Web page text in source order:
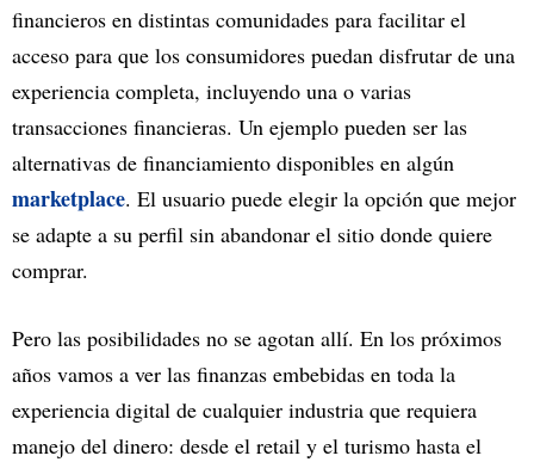
financieros en distintas comunidades para facilitar el
acceso para que los consumidores puedan disfrutar de una
experiencia completa, incluyendo una o varias
transacciones financieras. Un ejemplo pueden ser las
alternativas de financiamiento disponibles en algún
marketplace. El usuario puede elegir la opción que mejor
se adapte a su perfil sin abandonar el sitio donde quiere
comprar.
Pero las posibilidades no se agotan allí. En los próximos
años vamos a ver las finanzas embebidas en toda la
experiencia digital de cualquier industria que requiera
manejo del dinero: desde el retail y el turismo hasta el